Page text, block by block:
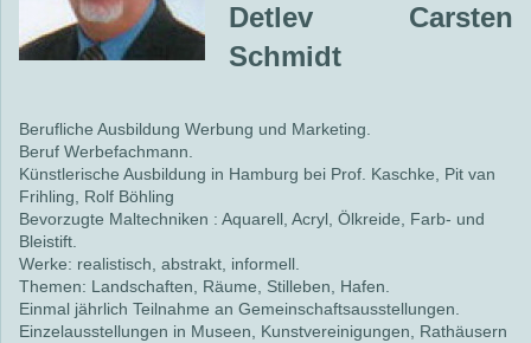
Detlev Carsten
Schmidt
Berufliche Ausbildung Werbung und Marketing.
Beruf Werbefachmann.
Künstlerische Ausbildung in Hamburg bei Prof. Kaschke, Pit van
Frihling, Rolf Böhling
Bevorzugte Maltechniken : Aquarell, Acryl, Ölkreide, Farb- und
Bleistift.
Werke: realistisch, abstrakt, informell.
Themen: Landschaften, Räume, Stilleben, Hafen.
Einmal jährlich Teilnahme an Gemeinschaftsausstellungen.
Einzelausstellungen in Museen, Kunstvereinigungen, Rathäusern